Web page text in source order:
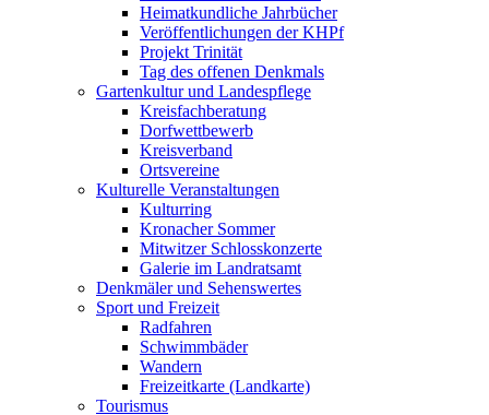
Heimatkundliche Jahrbücher
Veröffentlichungen der KHPf
Projekt Trinität
Tag des offenen Denkmals
Gartenkultur und Landespflege
Kreisfachberatung
Dorfwettbewerb
Kreisverband
Ortsvereine
Kulturelle Veranstaltungen
Kulturring
Kronacher Sommer
Mitwitzer Schlosskonzerte
Galerie im Landratsamt
Denkmäler und Sehenswertes
Sport und Freizeit
Radfahren
Schwimmbäder
Wandern
Freizeitkarte (Landkarte)
Tourismus